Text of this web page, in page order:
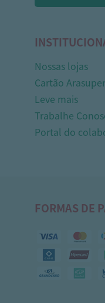
Nossas lojas
Cartão Arasuper
Leve mais
Trabalhe
Portal do
FORMAS DE